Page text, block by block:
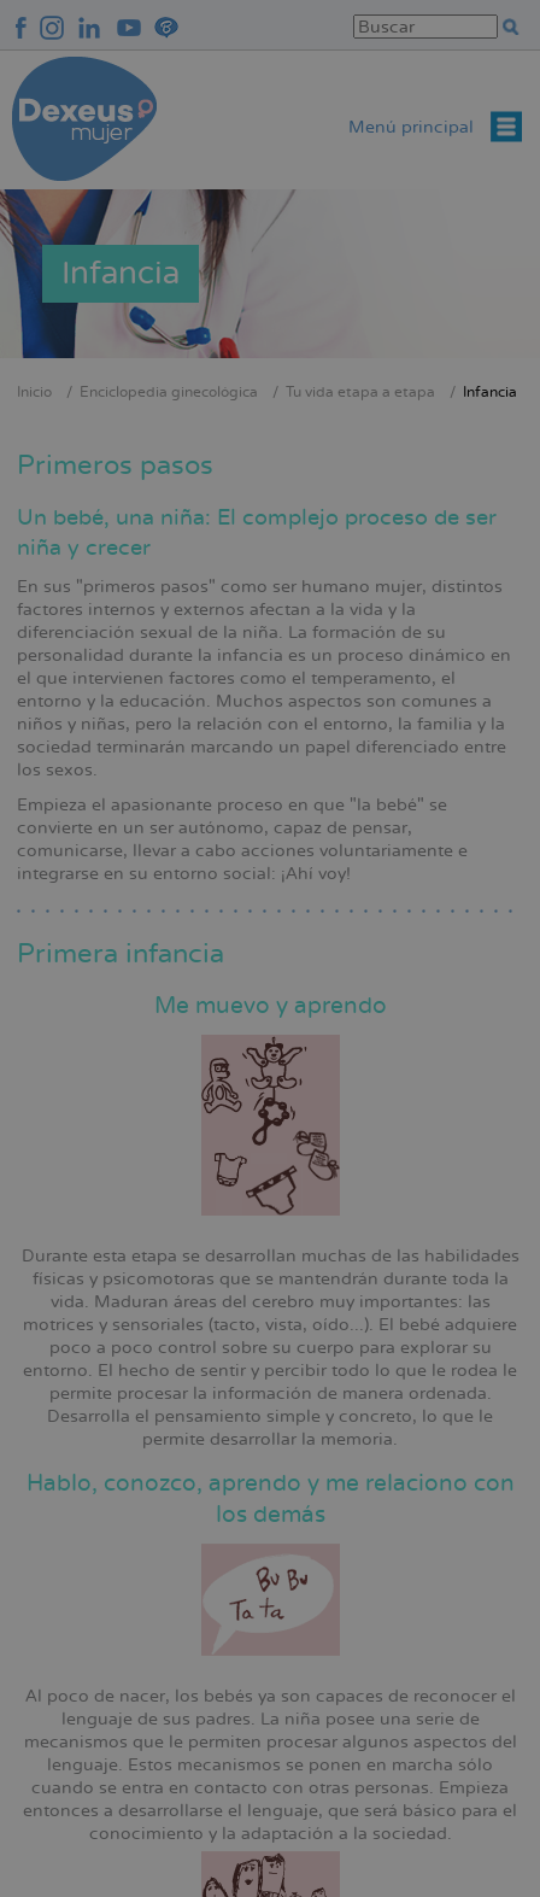
contenido
principal
Menú principal
Infancia
de
ayuda
a
la
navegación
Inicio Enciclopedia ginecológica Tu vida etapa a etapa Infancia
Primeros pasos
Un bebé, una niña: El complejo proceso de ser
niña y crecer
En sus "primeros pasos" como ser humano mujer, distintos
factores internos y externos afectan a la vida y la
diferenciación sexual de la niña. La formación de su
personalidad durante la infancia es un proceso dinámico en
el que intervienen factores como el temperamento, el
entorno y la educación. Muchos aspectos son comunes a
niños y niñas, pero la relación con el entorno, la familia y la
sociedad terminarán marcando un papel diferenciado entre
los sexos.
Empieza el apasionante proceso en que "la bebé" se
convierte en un ser autónomo, capaz de pensar,
comunicarse, llevar a cabo acciones voluntariamente e
integrarse en su entorno social: ¡Ahí voy!
Primera infancia
Me muevo y aprendo
Durante esta etapa se desarrollan muchas de las habilidades
físicas y psicomotoras que se mantendrán durante toda la
vida. Maduran áreas del cerebro muy importantes: las
motrices y sensoriales (tacto, vista, oído...). El bebé adquiere
poco a poco control sobre su cuerpo para explorar su
entorno. El hecho de sentir y percibir todo lo que le rodea le
permite procesar la información de manera ordenada.
Desarrolla el pensamiento simple y concreto, lo que le
permite desarrollar la memoria.
Hablo, conozco, aprendo y me relaciono con
los demás
Al poco de nacer, los bebés ya son capaces de reconocer el
lenguaje de sus padres. La niña posee una serie de
mecanismos que le permiten procesar algunos aspectos del
lenguaje. Estos mecanismos se ponen en marcha sólo
cuando se entra en contacto con otras personas. Empieza
entonces a desarrollarse el lenguaje, que será básico para el
conocimiento y la adaptación a la sociedad.